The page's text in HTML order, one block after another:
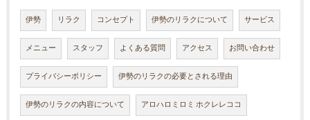
伊勢 リラク コンセプト 伊勢のリラクについて サービス
メニュー スタッフ よくある質問 アクセス お問い合わせ
プライバシーポリシー 伊勢のリラクの必要とされる理由
伊勢のリラクの内容について アロハロミロミ ホクレレココ